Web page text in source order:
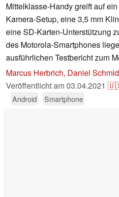
Mittelklasse-Handy greift auf
Kamera-Setup, eine 3,5 mm
eine SD-Karten-Unterstützung
des Motorola-Smartphones
ausführlichen Testbericht zum
Marcus Herbrich, Daniel
Veröffentlicht am03.04.2021
Android Smartphone